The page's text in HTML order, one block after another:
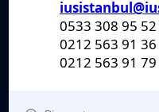
Denklik
Ders Katalogları